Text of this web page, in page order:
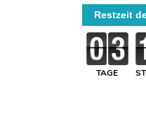
Restzeit
TAGE